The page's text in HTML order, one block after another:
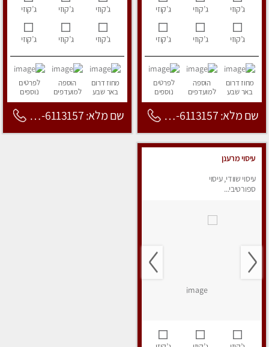
ג’קוזי ג’קוזי ג’קוזי
ג’קוזי ג’קוזי ג’קוזי
מחוז דרום
באר שבע
הוספה
למועדפים
לפרטים
נוספים
שם מלא: 053-6113157
ג’קוזי ג’קוזי ג’קוזי
ג’קוזי ג’קוזי ג’קוזי
מחוז דרום
באר שבע
הוספה
למועדפים
לפרטים
נוספים
שם מלא: 053-6113157
עיסוי מרענן
עיסוי שוודי, עיסוי
ספורטיבי...